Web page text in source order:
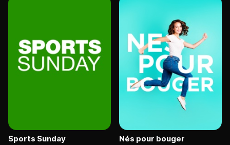
Sports Sunday Nés pour bouger